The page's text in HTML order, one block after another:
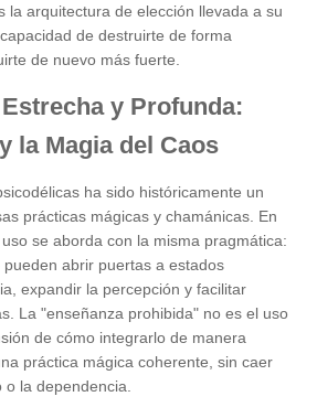
la arquitectura de elección llevada a su
de destruirte de forma
de nuevo más fuerte.
y Profunda:
la Magia del Caos
ha sido históricamente un
prácticas mágicas y chamánicas. En
se aborda con la misma pragmática:
abrir puertas a estados
expandir la percepción y facilitar
La "enseñanza prohibida" no es el uso
de cómo integrarlo de manera
práctica mágica coherente, sin caer
la dependencia.